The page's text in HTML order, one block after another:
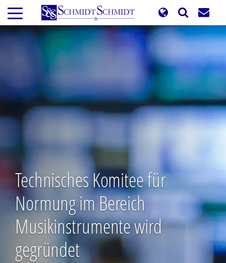
Direkt
zum
Inhalt
Technisches Komitee für
Normung im Bereich
Musikinstrumente wird
gegründet